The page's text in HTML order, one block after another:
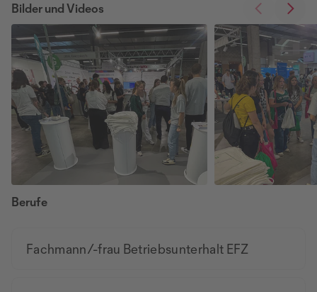
Bilder und Videos
Berufe
Fachmann/-frau Betriebsunterhalt EFZ